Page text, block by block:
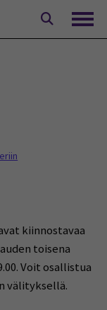
kiinnostavaa
toisena
Voit osallistua
välityksellä.